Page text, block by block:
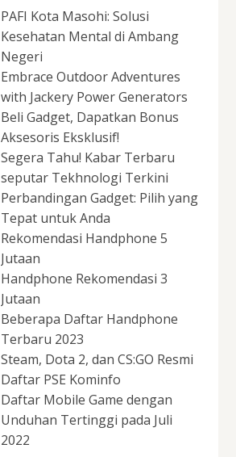
PAFI Kota Masohi: Solusi
Kesehatan Mental di Ambang
Negeri
Embrace Outdoor Adventures
with Jackery Power Generators
Beli Gadget, Dapatkan Bonus
Aksesoris Eksklusif!
Segera Tahu! Kabar Terbaru
seputar Tekhnologi Terkini
Perbandingan Gadget: Pilih yang
Tepat untuk Anda
Rekomendasi Handphone 5
Jutaan
Handphone Rekomendasi 3
Jutaan
Beberapa Daftar Handphone
Terbaru 2023
Steam, Dota 2, dan CS:GO Resmi
Daftar PSE Kominfo
Daftar Mobile Game dengan
Unduhan Tertinggi pada Juli
2022